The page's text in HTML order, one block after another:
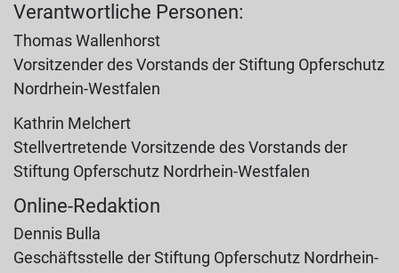
Verantwortliche Personen:
Thomas Wallenhorst
Vorsitzender des Vorstands der Stiftung Opferschutz
Nordrhein-Westfalen
Kathrin Melchert
Stellvertretende Vorsitzende des Vorstands der
Stiftung Opferschutz Nordrhein-Westfalen
Online-Redaktion
Dennis Bulla
Geschäftsstelle der Stiftung Opferschutz Nordrhein-